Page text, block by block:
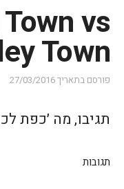
vs
Town
פורסם בתאריך27/03/2016
תגיבו, מה ׳כפת
תגובות